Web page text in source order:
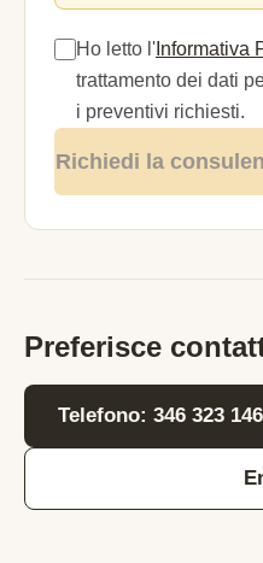
Ho letto l' Informativa
trattamento dei dati
i preventivi richiesti.
Richiedi la
Preferisce
Telefono: 346 323